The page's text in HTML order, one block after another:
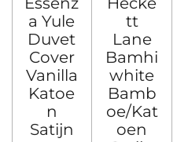
a Yule
Duvet
Cover
Vanilla
Katoe
n
Satijn
tt
Lane
Bamhi
white
Bamb
oe/Kat
oen